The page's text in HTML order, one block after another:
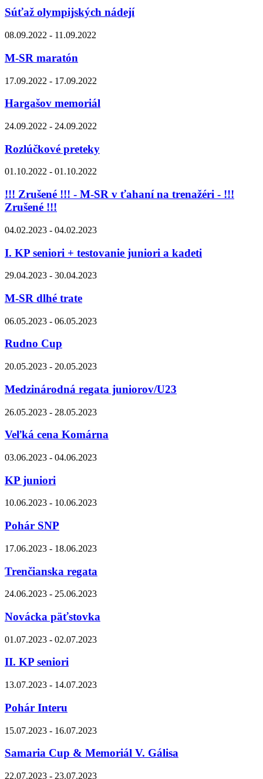
Súťaž olympijských nádejí
08.09.2022 - 11.09.2022
M-SR maratón
17.09.2022 - 17.09.2022
Hargašov memoriál
24.09.2022 - 24.09.2022
Rozlúčkové preteky
01.10.2022 - 01.10.2022
!!! Zrušené !!! - M-SR v ťahaní na trenažéri - !!!
Zrušené !!!
04.02.2023 - 04.02.2023
I. KP seniori + testovanie juniori a kadeti
29.04.2023 - 30.04.2023
M-SR dlhé trate
06.05.2023 - 06.05.2023
Rudno Cup
20.05.2023 - 20.05.2023
Medzinárodná regata juniorov/U23
26.05.2023 - 28.05.2023
Veľká cena Komárna
03.06.2023 - 04.06.2023
KP juniori
10.06.2023 - 10.06.2023
Pohár SNP
17.06.2023 - 18.06.2023
Trenčianska regata
24.06.2023 - 25.06.2023
Novácka päťstovka
01.07.2023 - 02.07.2023
II. KP seniori
13.07.2023 - 14.07.2023
Pohár Interu
15.07.2023 - 16.07.2023
Samaria Cup & Memoriál V. Gálisa
22.07.2023 - 23.07.2023